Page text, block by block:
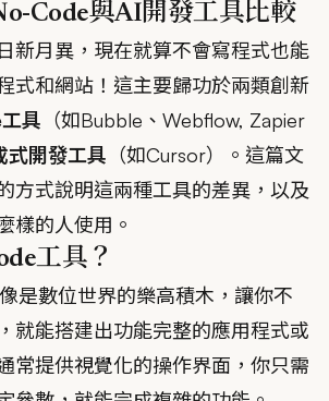
Code與AI開發工具比較
新月異，現在就算不會寫程式也能
式和網站！這主要歸功於兩類創新
具 （如Bubble、Webflow, Zapier
式開發工具 （如Cursor）。這篇文
方式說明這兩種工具的差異，以及
樣的人使用。
工具？
是數位世界的樂高積木，讓你不
就能搭建出功能完整的應用程式或
常提供視覺化的操作界面，你只需